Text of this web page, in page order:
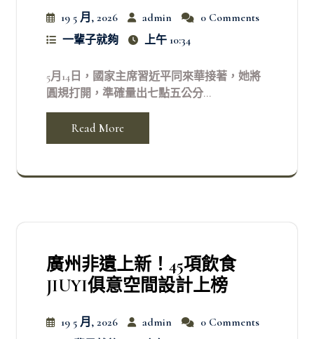
19 5 月, 2026 admin
0 Comments
一輩子就夠
上午 10:34
5月14日，國家主席習近平同來華接著，她將
圓規打開，準確量出七點五公分...
Read More
廣州非遺上新！45項飲食
JIUYI俱意空間設計上榜
19 5 月, 2026 admin
0 Comments